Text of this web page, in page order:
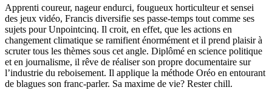
Apprenti coureur, nageur endurci, fougueux horticulteur et sensei
des jeux vidéo, Francis diversifie ses passe-temps tout comme ses
sujets pour Unpointcinq. Il croit, en effet, que les actions en
changement climatique se ramifient énormément et il prend plaisir à
scruter tous les thèmes sous cet angle. Diplômé en science politique
et en journalisme, il rêve de réaliser son propre documentaire sur
l’industrie du reboisement. Il applique la méthode Oréo en entourant
de blagues son franc-parler. Sa maxime de vie? Rester chill.